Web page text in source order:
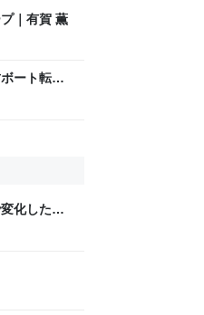
｜有賀 薫
ート転覆
化したよ